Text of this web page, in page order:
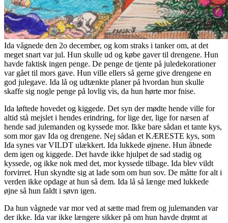
Ida vågnede den 2o december, og kom straks i tanker om, at det
meget snart var jul. Hun skulle ud og købe gaver til drengene. Hun
havde faktisk ingen penge. De penge de tjente på juledekorationer
var gået til mors gave. Hun ville ellers så gerne give drengene en
god julegave. Ida lå og udtænkte planer på hvordan hun skulle
skaffe sig nogle penge på lovlig vis, da hun hørte mor fnise.
Ida løftede hovedet og kiggede. Det syn der mødte hende ville for
altid stå mejslet i hendes erindring, for lige der, lige for næsen af
hende sad julemanden og kyssede mor. Ikke bare sådan et tante kys,
som mor gav Ida og drengene. Nej sådan et KÆRESTE kys, som
Ida synes var VILDT ulækkert. Ida lukkede øjnene. Hun åbnede
dem igen og kiggede. Det havde ikke hjulpet de sad stadig og
kyssede, og ikke nok med det, mor kyssede tilbage. Ida blev vildt
forvirret. Hun skyndte sig at lade som om hun sov. De måtte for alt i
verden ikke opdage at hun så dem. Ida lå så længe med lukkede
øjne så hun faldt i søvn igen.
Da hun vågnede var mor ved at sætte mad frem og julemanden var
der ikke. Ida var ikke længere sikker på om hun havde drømt at